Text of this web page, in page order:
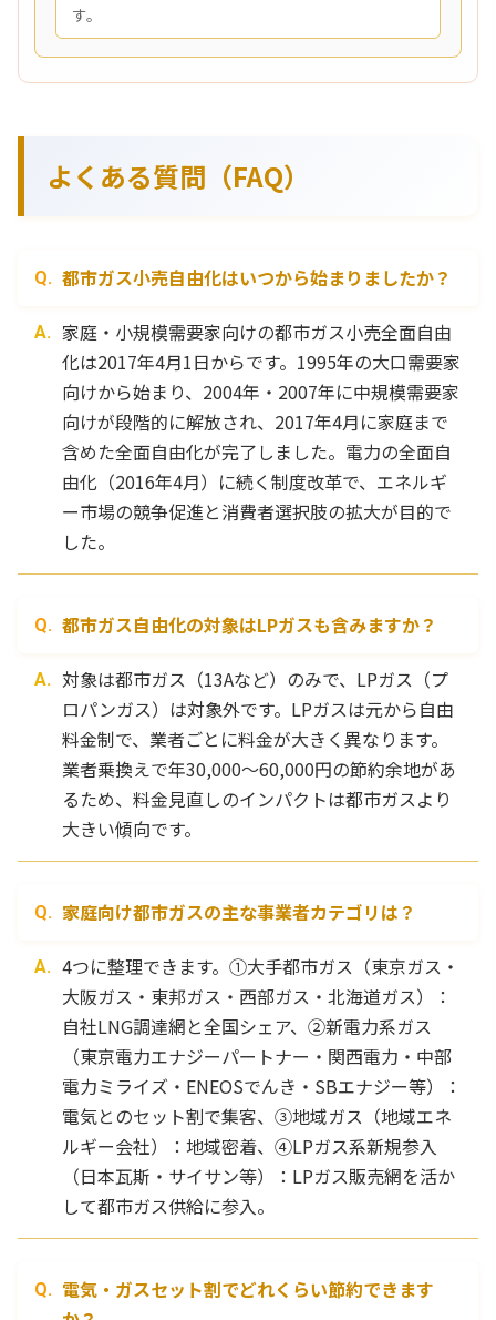
す。
よくある質問（FAQ）
都市ガス小売自由化はいつから始まりましたか？
家庭・小規模需要家向けの都市ガス小売全面自由
化は2017年4月1日からです。1995年の大口需要家
向けから始まり、2004年・2007年に中規模需要家
向けが段階的に解放され、2017年4月に家庭まで
含めた全面自由化が完了しました。電力の全面自
由化（2016年4月）に続く制度改革で、エネルギ
ー市場の競争促進と消費者選択肢の拡大が目的で
した。
都市ガス自由化の対象はLPガスも含みますか？
対象は都市ガス（13Aなど）のみで、LPガス（プ
ロパンガス）は対象外です。LPガスは元から自由
料金制で、業者ごとに料金が大きく異なります。
業者乗換えで年30,000〜60,000円の節約余地があ
るため、料金見直しのインパクトは都市ガスより
大きい傾向です。
家庭向け都市ガスの主な事業者カテゴリは？
4つに整理できます。①大手都市ガス（東京ガス・
大阪ガス・東邦ガス・西部ガス・北海道ガス）：
自社LNG調達網と全国シェア、②新電力系ガス
（東京電力エナジーパートナー・関西電力・中部
電力ミライズ・ENEOSでんき・SBエナジー等）：
電気とのセット割で集客、③地域ガス（地域エネ
ルギー会社）：地域密着、④LPガス系新規参入
（日本瓦斯・サイサン等）：LPガス販売網を活か
して都市ガス供給に参入。
電気・ガスセット割でどれくらい節約できます